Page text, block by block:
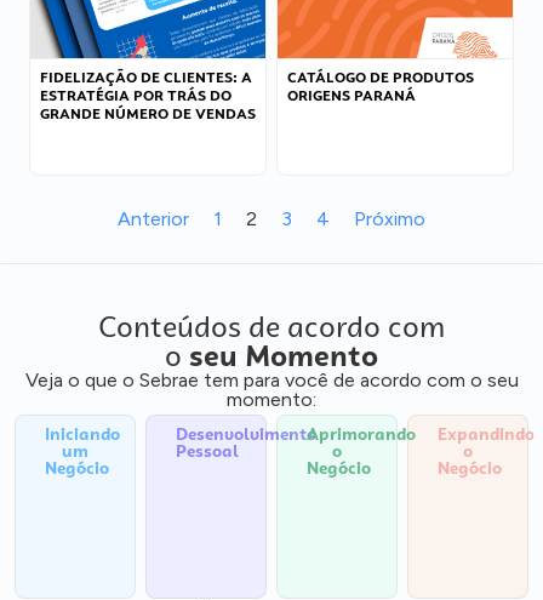
FIDELIZAÇÃO DE CLIENTES: A
ESTRATÉGIA POR TRÁS DO
GRANDE NÚMERO DE VENDAS
CATÁLOGO DE PRODUTOS
ORIGENS PARANÁ
Anterior 1 2 3 4 Próximo
Conteúdos de acordo com
o seu Momento
Veja o que o Sebrae tem para você de acordo com o seu
momento:
Iniciando
um
Negócio
Desenvolvimento
Pessoal
Aprimorando
o
Negócio
Expandindo
o
Negócio